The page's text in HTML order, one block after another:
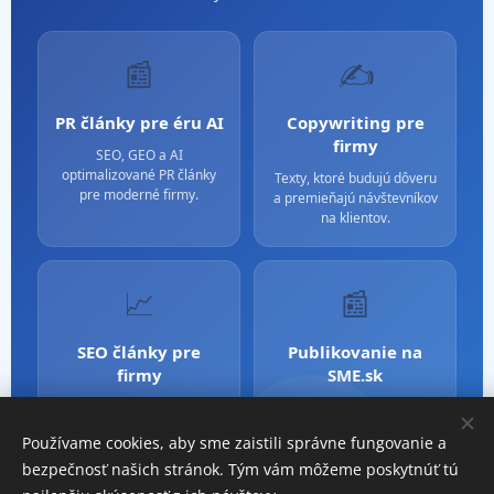
📰
PR články pre éru AI
SEO, GEO a AI
optimalizované PR články
pre moderné firmy.
✍️
Copywriting pre
firmy
Texty, ktoré budujú dôveru
a premieňajú návštevníkov
na klientov.
📈
SEO články pre
firmy
📰
Publikovanie na
SME.sk
Používame cookies, aby sme zaistili správne fungovanie a
bezpečnosť našich stránok. Tým vám môžeme poskytnúť tú